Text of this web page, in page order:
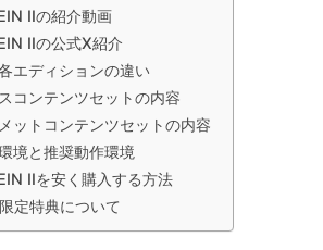
IIの紹介動画
IIの公式X紹介
エディションの違い
コンテンツセットの内容
ットコンテンツセットの内容
境と推奨動作環境
IIを安く購入する方法
定特典について